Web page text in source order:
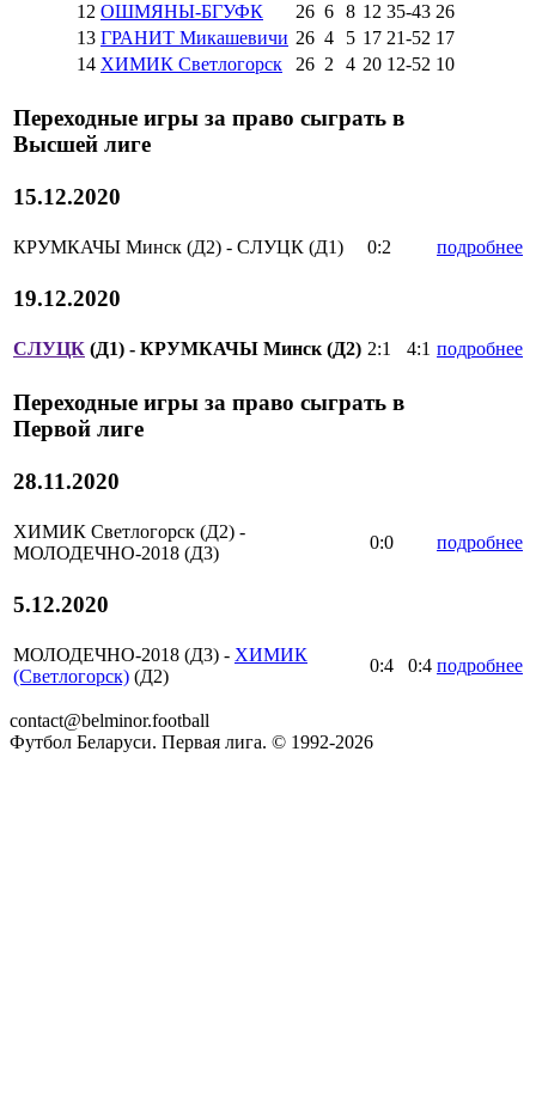
12 ОШМЯНЫ-БГУФК 26 6 8 12 35-43 26
13 ГРАНИТ Микашевичи 26 4 5 17 21-52 17
14 ХИМИК Светлогорск 26 2 4 20 12-52 10
Переходные игры за право сыграть в
Высшей лиге
15.12.2020
КРУМКАЧЫ Минск (Д2) - СЛУЦК (Д1) 0:2 подробнее
19.12.2020
СЛУЦК (Д1) - КРУМКАЧЫ Минск (Д2) 2:1 4:1 подробнее
Переходные игры за право сыграть в
Первой лиге
28.11.2020
ХИМИК Светлогорск (Д2) -
МОЛОДЕЧНО-2018 (Д3)
0:0 подробнее
5.12.2020
МОЛОДЕЧНО-2018 (Д3) - ХИМИК
(Светлогорск) (Д2)
0:4 0:4 подробнее
contact@belminor.football
Футбол Беларуси. Первая лига. © 1992-2026